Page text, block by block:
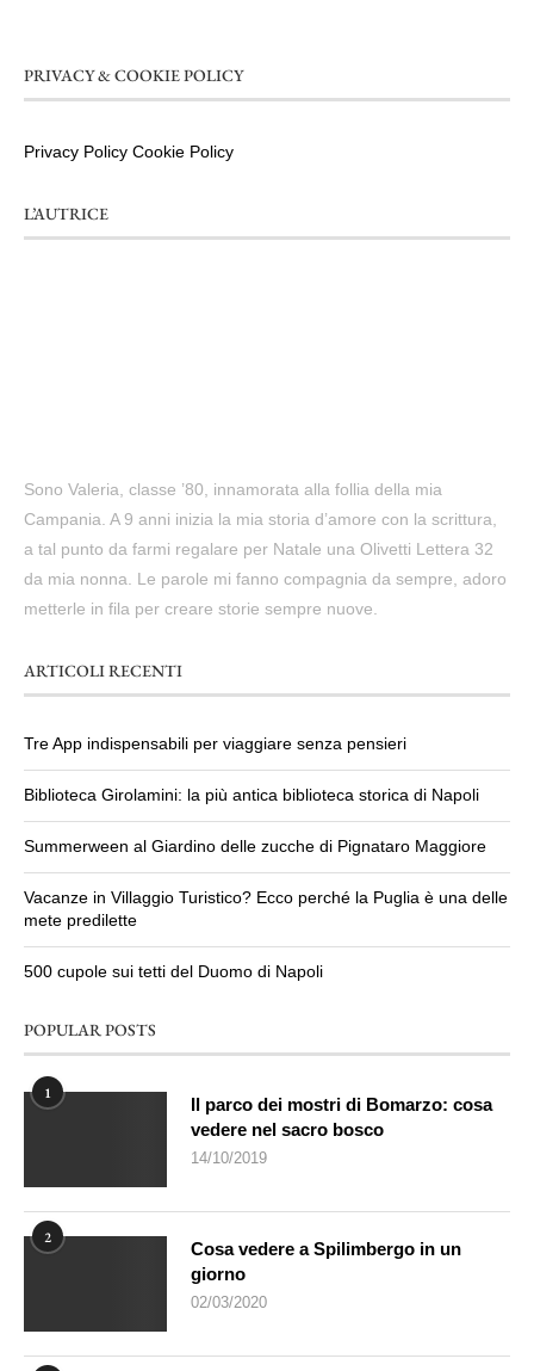
PRIVACY & COOKIE POLICY
Privacy Policy Cookie Policy
L’AUTRICE
Sono Valeria, classe ’80, innamorata alla follia della mia
Campania. A 9 anni inizia la mia storia d’amore con la scrittura,
a tal punto da farmi regalare per Natale una Olivetti Lettera 32
da mia nonna. Le parole mi fanno compagnia da sempre, adoro
metterle in fila per creare storie sempre nuove.
ARTICOLI RECENTI
Tre App indispensabili per viaggiare senza pensieri
Biblioteca Girolamini: la più antica biblioteca storica di Napoli
Summerween al Giardino delle zucche di Pignataro Maggiore
Vacanze in Villaggio Turistico? Ecco perché la Puglia è una delle
mete predilette
500 cupole sui tetti del Duomo di Napoli
POPULAR POSTS
1
Il parco dei mostri di Bomarzo: cosa
vedere nel sacro bosco
14/10/2019
2
Cosa vedere a Spilimbergo in un
giorno
02/03/2020